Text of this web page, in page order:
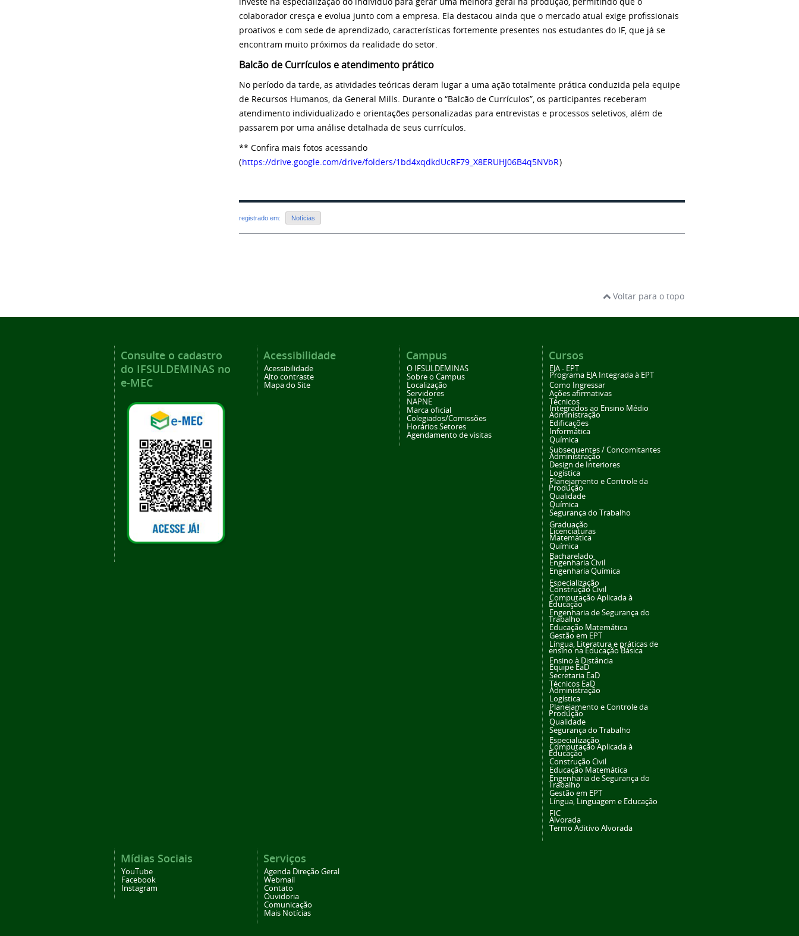
colaborador cresça e evolua junto com a empresa. Ela destacou ainda que o mercado atual exige profissionais
proativos e com sede de aprendizado, características fortemente presentes nos estudantes do IF, que já se
encontram muito próximos da realidade do setor.
Balcão de Currículos e atendimento prático
No período da tarde, as atividades teóricas deram lugar a uma ação totalmente prática conduzida pela equipe
de Recursos Humanos, da General Mills. Durante o “Balcão de Currículos”, os participantes receberam
atendimento individualizado e orientações personalizadas para entrevistas e processos seletivos, além de
passarem por uma análise detalhada de seus currículos.
** Confira mais fotos acessando
(https://drive.google.com/drive/folders/1bd4xqdkdUcRF79_X8ERUHJ06B4q5NVbR)
registrado em: Notícias
Voltar para o topo
Consulte o cadastro
do IFSULDEMINAS no
e-MEC
Acessibilidade
Acessibilidade
Alto contraste
Mapa do Site
Campus
O IFSULDEMINAS
Sobre o Campus
Localização
Servidores
NAPNE
Marca oficial
Colegiados/Comissões
Horários Setores
Agendamento de visitas
Cursos
EJA - EPT
Programa EJA Integrada à EPT
Como Ingressar
Ações afirmativas
Técnicos
Integrados ao Ensino Médio
Administração
Edificações
Informática
Química
Subsequentes / Concomitantes
Administração
Design de Interiores
Logística
Planejamento e Controle da
Produção
Qualidade
Química
Segurança do Trabalho
Graduação
Licenciaturas
Matemática
Química
Bacharelado
Engenharia Civil
Engenharia Química
Especialização
Construção Civil
Computação Aplicada à
Educação
Engenharia de Segurança do
Trabalho
Educação Matemática
Gestão em EPT
Língua, Literatura e práticas de
ensino na Educação Básica
Ensino à Distância
Equipe EaD
Secretaria EaD
Técnicos EaD
Administração
Logística
Planejamento e Controle da
Produção
Qualidade
Segurança do Trabalho
Especialização
Computação Aplicada à
Educação
Construção Civil
Educação Matemática
Engenharia de Segurança do
Trabalho
Gestão em EPT
Língua, Linguagem e Educação
FIC
Alvorada
Termo Aditivo Alvorada
Mídias Sociais
YouTube
Facebook
Instagram
Serviços
Agenda Direção Geral
Webmail
Contato
Ouvidoria
Comunicação
Mais Notícias